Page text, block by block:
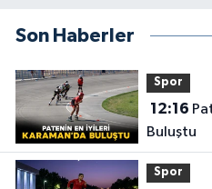
Son Haberler
Spor
12:16
Buluştu
Spor